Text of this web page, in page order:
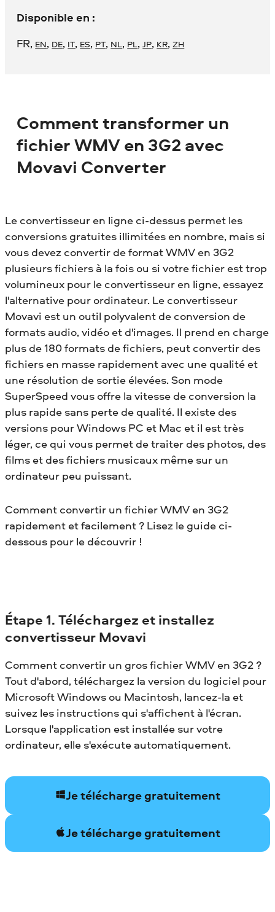
Disponible en :
FR, EN, DE, IT, ES, PT, NL, PL,JP, KR,ZH
Comment transformer un
fichier WMV en 3G2 avec
Movavi Converter
Le convertisseur en ligne ci-dessus permet les
conversions gratuites illimitées en nombre, mais si
vous devez convertir de format WMV en 3G2
plusieurs fichiers à la fois ou si votre fichier est trop
volumineux pour le convertisseur en ligne, essayez
l'alternative pour ordinateur. Le convertisseur
Movavi est un outil polyvalent de conversion de
formats audio, vidéo et d'images. Il prend en charge
plus de 180 formats de fichiers, peut convertir des
fichiers en masse rapidement avec une qualité et
une résolution de sortie élevées. Son mode
SuperSpeed vous offre la vitesse de conversion la
plus rapide sans perte de qualité. Il existe des
versions pour Windows PC et Mac et il est très
léger, ce qui vous permet de traiter des photos, des
films et des fichiers musicaux même sur un
ordinateur peu puissant.
Comment convertir un fichier WMV en 3G2
rapidement et facilement ? Lisez le guide ci-
dessous pour le découvrir !
Étape 1. Téléchargez et installez
convertisseur Movavi
Comment convertir un gros fichier WMV en 3G2 ?
Tout d'abord, téléchargez la version du logiciel pour
Microsoft Windows ou Macintosh, lancez-la et
suivez les instructions qui s'affichent à l'écran.
Lorsque l'application est installée sur votre
ordinateur, elle s'exécute automatiquement.
Je télécharge gratuitement
Je télécharge gratuitement